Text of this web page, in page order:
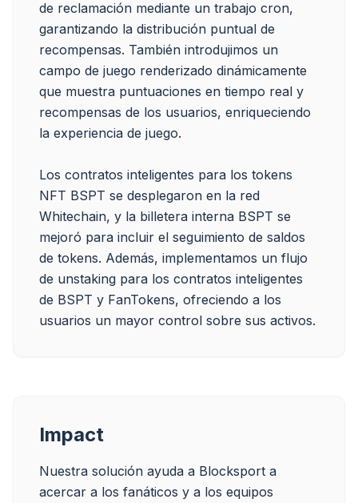
de reclamación mediante un trabajo cron,
garantizando la distribución puntual de
recompensas. También introdujimos un
campo de juego renderizado dinámicamente
que muestra puntuaciones en tiempo real y
recompensas de los usuarios, enriqueciendo
la experiencia de juego.
Los contratos inteligentes para los tokens
NFT BSPT se desplegaron en la red
Whitechain, y la billetera interna BSPT se
mejoró para incluir el seguimiento de saldos
de tokens. Además, implementamos un flujo
de unstaking para los contratos inteligentes
de BSPT y FanTokens, ofreciendo a los
usuarios un mayor control sobre sus activos.
Impact
Nuestra solución ayuda a Blocksport a
acercar a los fanáticos y a los equipos